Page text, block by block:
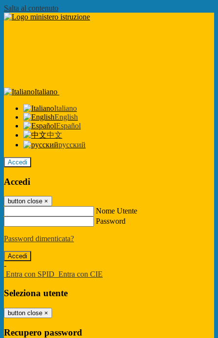
Salta al contenuto
Italiano
Italiano
English
Español
中文
русский
Accedi
Accedi
button close ×
Nome Utente
Password
Password dimenticata?
-
Entra con SPID Entra con CIE
Seleziona utente
button close ×
Recupero password